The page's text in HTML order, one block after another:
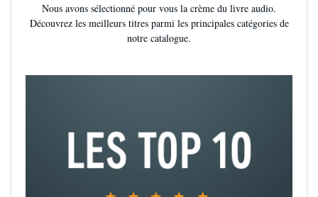
Nous avons sélectionné pour vous la crème du livre audio.
Découvrez les meilleurs titres parmi les principales catégories de
notre catalogue.